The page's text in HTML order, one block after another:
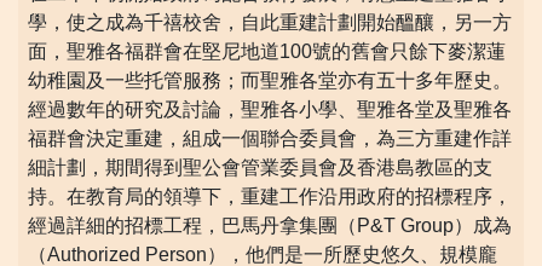
學，使之成為千禧校舍，自此重建計劃開始醞釀，另一方
面，聖雅各福群會在堅尼地道100號的舊會只餘下麥潔蓮
幼稚園及一些托管服務；而聖雅各堂亦有五十多年歷史。
經過數年的研究及討論，聖雅各小學、聖雅各堂及聖雅各
福群會決定重建，組成一個聯合委員會，為三方重建作詳
細計劃，期間得到聖公會管業委員會及香港島教區的支
持。在教育局的領導下，重建工作沿用政府的招標程序，
經過詳細的招標工程，巴馬丹拿集團（P&T Group）成為
（Authorized Person），他們是一所歷史悠久、規模龐